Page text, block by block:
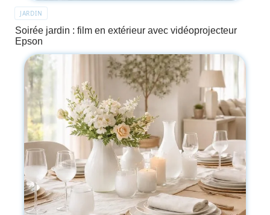
JARDIN
Soirée jardin : film en extérieur avec vidéoprojecteur
Epson